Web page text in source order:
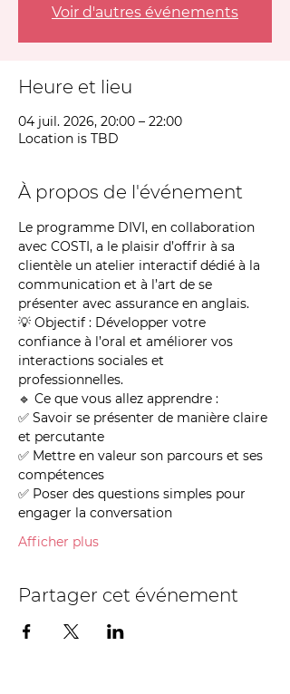
Voir d'autres événements
Heure et lieu
04 juil. 2026, 20:00 – 22:00
Location is TBD
À propos de l'événement
Le programme DIVI, en collaboration
avec COSTI, a le plaisir d’offrir à sa
clientèle un atelier interactif dédié à la
communication et à l’art de se
présenter avec assurance en anglais.
💡 Objectif : Développer votre
confiance à l’oral et améliorer vos
interactions sociales et
professionnelles.
🔹 Ce que vous allez apprendre :
✅ Savoir se présenter de manière claire
et percutante
✅ Mettre en valeur son parcours et ses
compétences
✅ Poser des questions simples pour
engager la conversation
Afficher plus
Partager cet événement